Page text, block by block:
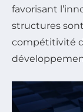
favorisant
structures
compétitivité